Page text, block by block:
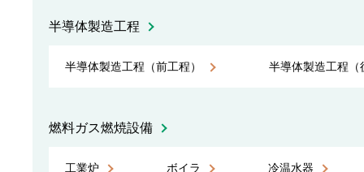
半導体製造工程
半導体製造工程（前工程） 半導体製造工程（
燃料ガス燃焼設備
工業炉 ボイラ 冷温水器